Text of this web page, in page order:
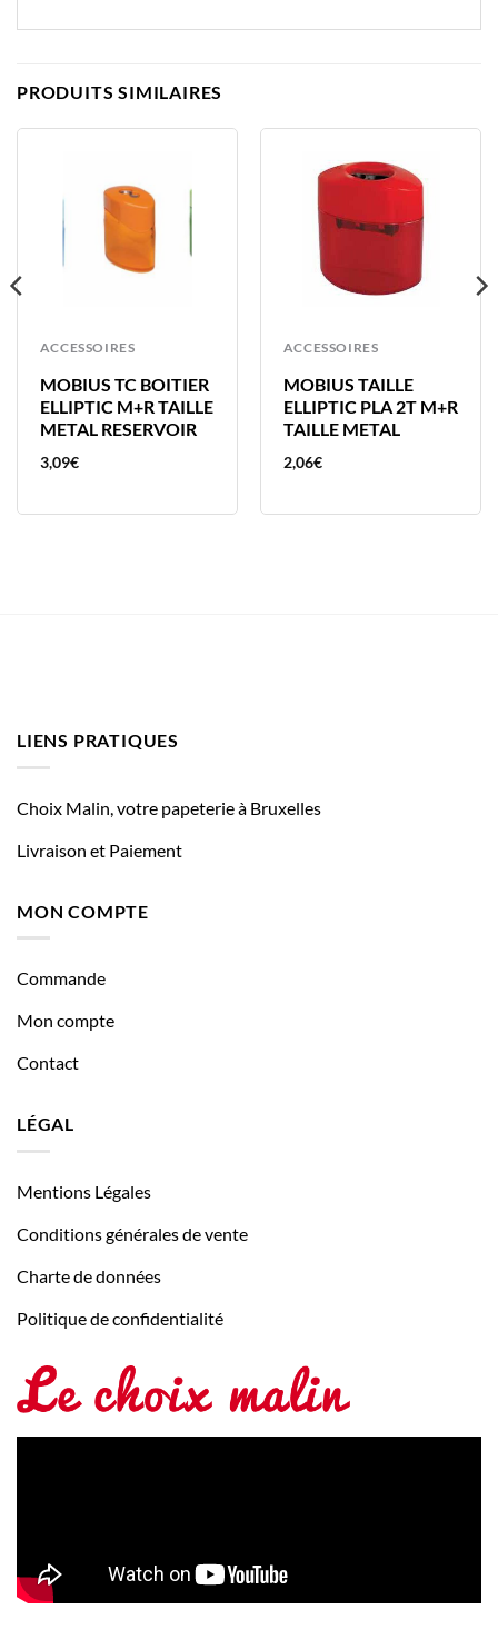
PRODUITS SIMILAIRES
ACCESSOIRES
MOBIUS TC BOITIER
ELLIPTIC M+R TAILLE
METAL RESERVOIR
3,09€
ACCESSOIRES
MOBIUS TAILLE
ELLIPTIC PLA 2T M+R
TAILLE METAL
2,06€
LIENS PRATIQUES
Choix Malin, votre papeterie à Bruxelles
Livraison et Paiement
MON COMPTE
Commande
Mon compte
Contact
LÉGAL
Mentions Légales
Conditions générales de vente
Charte de données
Politique de confidentialité